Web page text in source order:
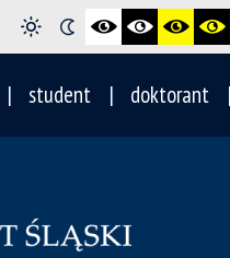
student doktorant